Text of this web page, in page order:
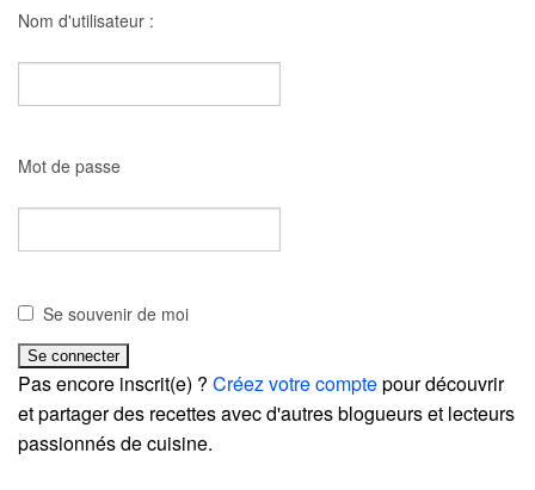
Nom d'utilisateur :
Mot de passe
Se souvenir de moi
Pas encore inscrit(e) ? Créez votre comptepour découvrir
et partager des recettes avec d'autres blogueurs et lecteurs
passionnés de cuisine.